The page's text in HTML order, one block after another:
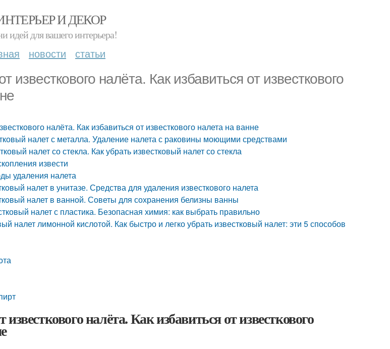
И ДЕКОР
идей для вашего интерьера!
новости статьи
известкового налёта. Как избавиться от известкового
налёта. Как избавиться от известкового налета на ванне
налет с металла. Удаление налета с раковины моющими средствами
налет со стекла. Как убрать известковый налет со стекла
извести
удаления налета
налет в унитазе. Средства для удаления известкового налета
налет в ванной. Советы для сохранения белизны ванны
налет с пластика. Безопасная химия: как выбрать правильно
налет лимонной кислотой. Как быстро и легко убрать известковый налет: эти 5 способов
налёта. Как избавиться от известкового